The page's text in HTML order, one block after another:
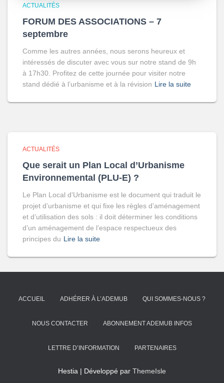
ACTUALITÉS
FORUM DES ASSOCIATIONS – 7
septembre
Comme les autres années, nous serons heureux et
intéressés de discuter avec vous sur notre stand de 9h
à 17h30. Profitez de cette journée pour visiter notre
stand dédié à l’urbanisme et à la révision Lire la suite
ACTUALITÉS
Que serait un Plan Local d’Urbanisme
Environnemental (PLU-E) ?
Le Plan Local d’Urbanisme est le document qui traduit le
projet d’urbanisme et qui fixe les règles d’aménagement
et d’utilisation des sols : il doit déterminer les conditions
d’un aménagement de l’espace respectueux des
principes du Lire la suite
ACCUEIL ADHÉRER À L’ADEMUB QUI SOMMES-NOUS ?
NOUS CONTACTER ABONNEMENT ADEMUB INFOS
LETTRE D’INFORMATION PARTENAIRES
Hestia | Développé par ThemeIsle